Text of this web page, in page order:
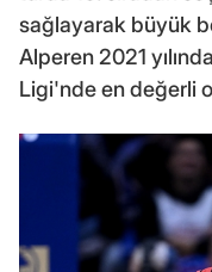
sağlayarak büyük
Alperen 2021
Ligi'nde en değerli